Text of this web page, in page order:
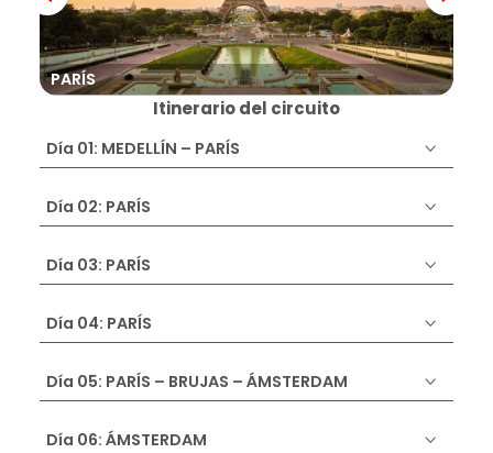
PARÍS
Itinerario del circuito
Día 01: MEDELLÍN – PARÍS
Día 02: PARÍS
Día 03: PARÍS
Día 04: PARÍS
Día 05: PARÍS – BRUJAS – ÁMSTERDAM
Día 06: ÁMSTERDAM